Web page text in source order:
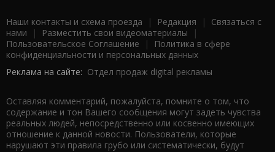
Наши контакты и схема проезда | Редакция | Связаться с
нами | Разместить свои видеоматериалы |
Пользовательское Соглашение |
Политика в сфере
конфиденциальности и персональных данных
Реклама на сайте: Отдел продаж digital рекламы
Оставляя комментарий, пожалуйста, помните о том, что
содержание и тон Вашего сообщения могут задеть чувства
реальных людей, непосредственно или косвенно имеющих
отношение к данной новости. Пользователи, которые
нарушают эти правила грубо или систематически, будут